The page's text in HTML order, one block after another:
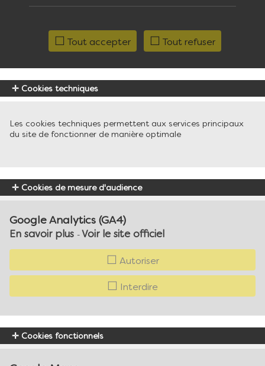
Tout accepter Tout refuser
Cookies techniques
Les cookies techniques permettent aux services principaux
du site de fonctionner de manière optimale
Cookies de mesure d'audience
Google Analytics (GA4)
En savoir plus - Voir le site officiel
Autoriser
Interdire
Cookies fonctionnels